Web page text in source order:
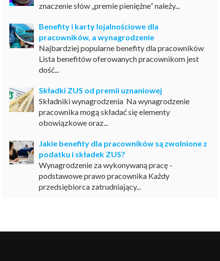
znaczenie słów „premie pieniężne” należy...
Benefity i karty lojalnościowe dla
pracowników, a wynagrodzenie
Najbardziej popularne benefity dla pracowników
Lista benefitów oferowanych pracownikom jest
dość...
Składki ZUS od premii uznaniowej
Składniki wynagrodzenia Na wynagrodzenie
pracownika mogą składać się elementy
obowiązkowe oraz...
Jakie benefity dla pracowników są zwolnione z
podatku i składek ZUS?
Wynagrodzenie za wykonywaną pracę -
podstawowe prawo pracownika Każdy
przedsiębiorca zatrudniający...